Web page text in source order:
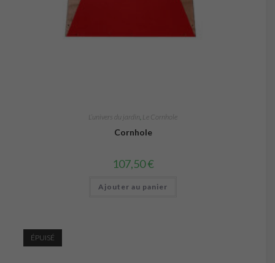
L’univers du jardin Le Cornhole
Cornhole
107,50€
Ajouter au panier
ÉPUISÉ